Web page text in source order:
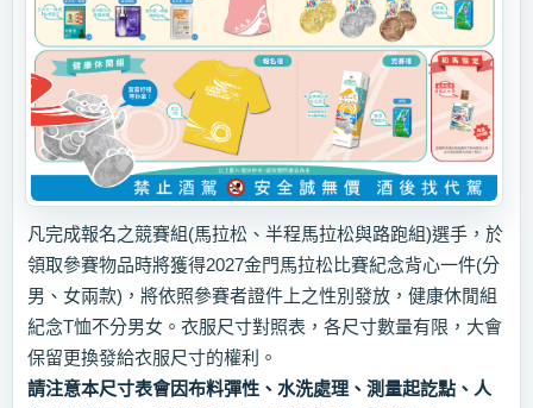
凡完成報名之競賽組(馬拉松、半程馬拉松與路跑組)選手，於
領取參賽物品時將獲得2027金門馬拉松比賽紀念背心一件(分
男、女兩款) ，將依照參賽者證件上之性別發放，健康休閒組
紀念T恤不分男女。衣服尺寸對照表，各尺寸數量有限，大會
保留更換發給衣服尺寸的權利。
請注意本尺寸表會因布料彈性、水洗處理、測量起訖點、人